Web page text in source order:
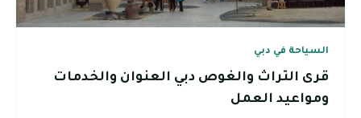
السياحة في دبي
قرى التراث والغوص دبي العنوان والخدمات
ومواعيد العمل